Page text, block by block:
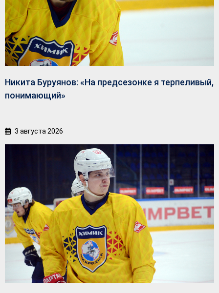
Никита Буруянов: «На предсезонке я терпеливый,
понимающий»
3 августа 2026